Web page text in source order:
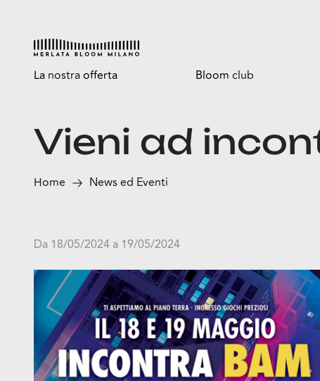
La nostraofferta
Esplora
Shop
Esselunga
Bloom club
Tutti i vantaggi
Bloomtasty
Vieni ad
Home News ed Eventi
Da 18/05/2024 a 19/05/2024